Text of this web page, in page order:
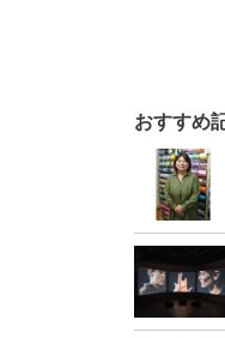
おすすめ